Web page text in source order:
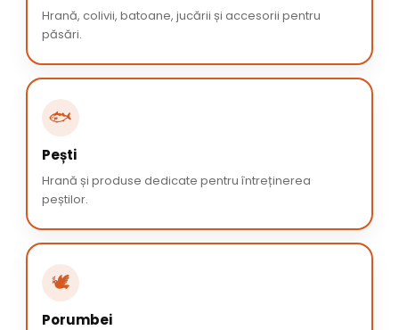
Hrană, colivii, batoane, jucării și accesorii pentru
păsări.
🐟
Pești
Hrană și produse dedicate pentru întreținerea
peștilor.
🕊️
Porumbei